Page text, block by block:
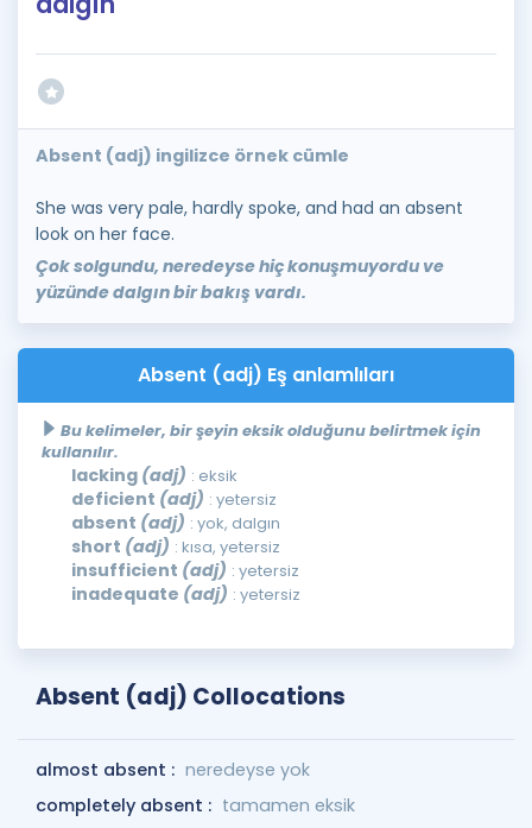
Absent (adj) ingilizce örnek cümle
She was very pale, hardly spoke, and had an absent
look on her face.
Çok solgundu, neredeyse hiç konuşmuyordu ve
yüzünde dalgın bir bakış vardı.
Absent (adj) Eş anlamlıları
Bu kelimeler, bir şeyin eksik olduğunu belirtmek için
kullanılır.
lacking (adj) : eksik
deficient (adj) : yetersiz
absent (adj) : yok, dalgın
short (adj) : kısa, yetersiz
insufficient (adj) : yetersiz
inadequate (adj) : yetersiz
Absent (adj) Collocations
almost absent : neredeyse yok
completely absent : tamamen eksik